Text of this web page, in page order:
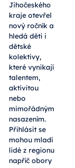
Jihočeského
kraje otevřel
nový ročník a
hledá děti i
dětské
kolektivy,
které vynikají
talentem,
aktivitou
nebo
mimořádným
nasazením.
Přihlásit se
mohou mladí
lidé z regionu
napříč obory